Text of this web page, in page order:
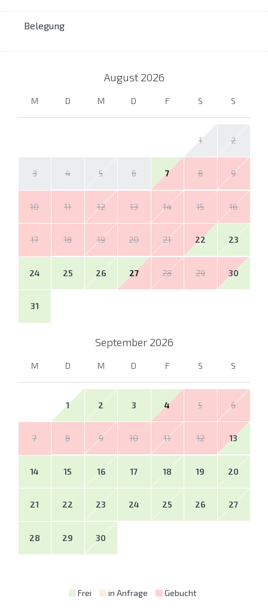
Belegung
August 2026
M D M D F S S
1 2
3 4 5 6 7 8 9
10 11 12 13 14 15 16
17 18 19 20 21 22 23
24 25 26 27 28 29 30
31
September 2026
M D M D F S S
1 2 3 4 5 6
7 8 9 10 11 12 13
14 15 16 17 18 19 20
21 22 23 24 25 26 27
28 29 30
Frei in Anfrage Gebucht